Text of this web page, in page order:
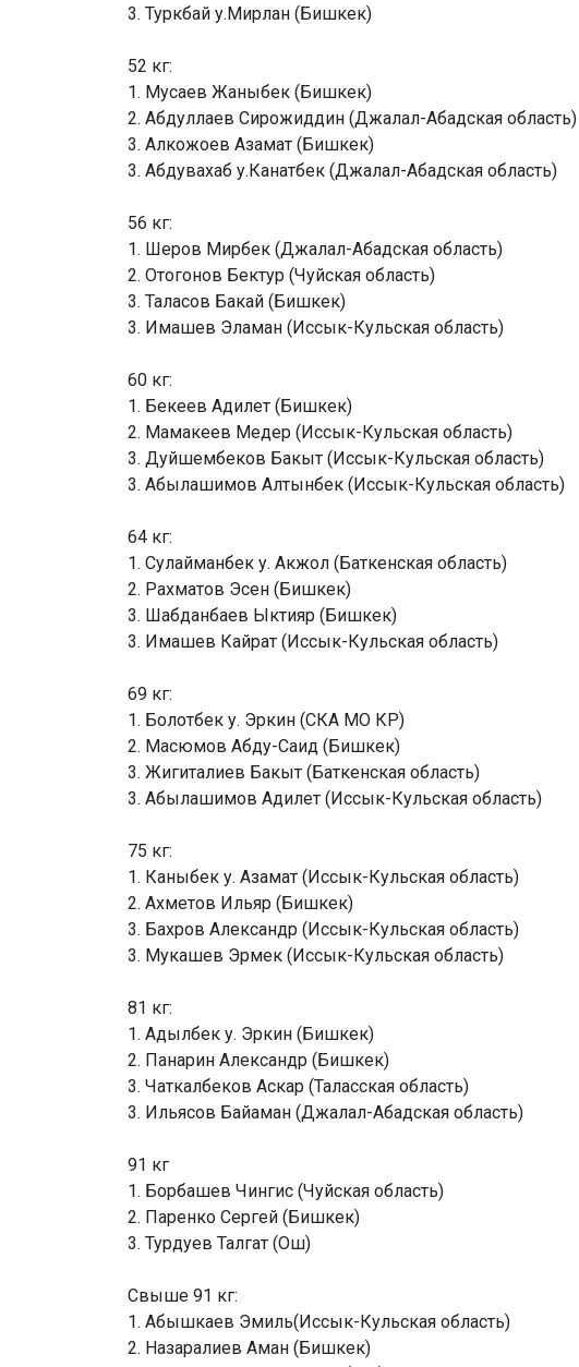
3. Туркбай у.Мирлан (Бишкек)
52 кг:
1. Мусаев Жаныбек (Бишкек)
2. Абдуллаев Сирожиддин (Джалал-Абадская область)
3. Алкожоев Азамат (Бишкек)
3. Абдувахаб у.Канатбек (Джалал-Абадская область)
56 кг:
1. Шеров Мирбек (Джалал-Абадская область)
2. Отогонов Бектур (Чуйская область)
3. Таласов Бакай (Бишкек)
3. Имашев Эламан (Иссык-Кульская область)
60 кг:
1. Бекеев Адилет (Бишкек)
2. Мамакеев Медер (Иссык-Кульская область)
3. Дуйшембеков Бакыт (Иссык-Кульская область)
3. Абылашимов Алтынбек (Иссык-Кульская область)
64 кг:
1. Сулайманбек у. Акжол (Баткенская область)
2. Рахматов Эсен (Бишкек)
3. Шабданбаев Ыктияр (Бишкек)
3. Имашев Кайрат (Иссык-Кульская область)
69 кг:
1. Болотбек у. Эркин (СКА МО КР)
2. Масюмов Абду-Саид (Бишкек)
3. Жигиталиев Бакыт (Баткенская область)
3. Абылашимов Адилет (Иссык-Кульская область)
75 кг:
1. Каныбек у. Азамат (Иссык-Кульская область)
2. Ахметов Ильяр (Бишкек)
3. Бахров Александр (Иссык-Кульская область)
3. Мукашев Эрмек (Иссык-Кульская область)
81 кг:
1. Адылбек у. Эркин (Бишкек)
2. Панарин Александр (Бишкек)
3. Чаткалбеков Аскар (Таласская область)
3. Ильясов Байаман (Джалал-Абадская область)
91 кг
1. Борбашев Чингис (Чуйская область)
2. Паренко Сергей (Бишкек)
3. Турдуев Талгат (Ош)
Свыше 91 кг:
1. Абышкаев Эмиль(Иссык-Кульская область)
2. Назаралиев Аман (Бишкек)